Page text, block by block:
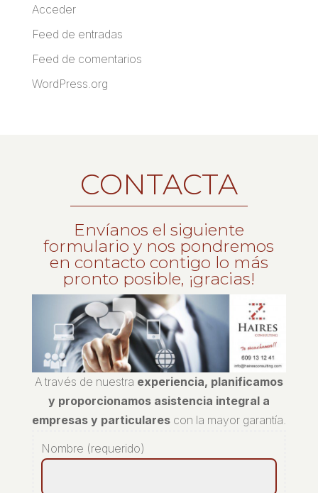
Acceder
Feed de entradas
Feed de comentarios
WordPress.org
CONTACTA
Envíanos el siguiente
formulario y nos pondremos
en contacto contigo lo más
pronto posible, ¡gracias!
A través de nuestra experiencia, planificamos
y proporcionamos asistencia integral a
empresas y particularescon la mayor garantía.
Nombre (requerido)